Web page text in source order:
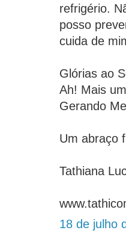
refrigério.
posso
cuida de
Glórias ao
Ah! Mais
Gerando
Um abraço
Tathiana
18 de julho